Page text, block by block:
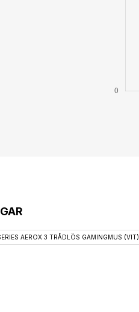
AEROX 3 TRÅDLÖS GAMINGMUS (VIT)